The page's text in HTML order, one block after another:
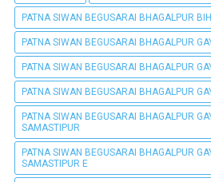
PATNA SIWAN BEGUSARAI BHAGALPUR
PATNA SIWAN BEGUSARAI BHAGALPUR
PATNA SIWAN BEGUSARAI BHAGALPUR
PATNA SIWAN BEGUSARAI BHAGALPUR
PATNA SIWAN BEGUSARAI BHAGALPUR
SAMASTIPUR
PATNA SIWAN BEGUSARAI BHAGALPUR
SAMASTIPUR E